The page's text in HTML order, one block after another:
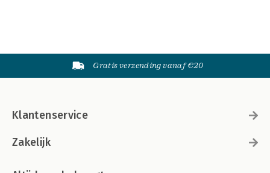
Gratis verzending vanaf €20
Klantenservice
Zakelijk